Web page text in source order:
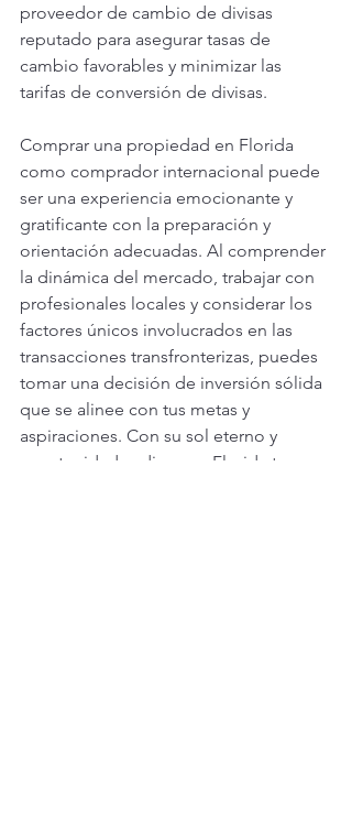
proveedor de cambio de divisas
reputado para asegurar tasas de
cambio favorables y minimizar las
tarifas de conversión de divisas.
Comprar una propiedad en Florida
como comprador internacional puede
ser una experiencia emocionante y
gratificante con la preparación y
orientación adecuadas. Al comprender
la dinámica del mercado, trabajar con
profesionales locales y considerar los
factores únicos involucrados en las
transacciones transfronterizas, puedes
tomar una decisión de inversión sólida
que se alinee con tus metas y
aspiraciones. Con su sol eterno y
oportunidades diversas, Florida te